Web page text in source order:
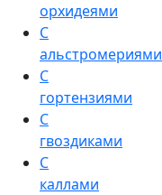
орхидеями
С
альстромериями
С
гортензиями
С
гвоздиками
С
каллами